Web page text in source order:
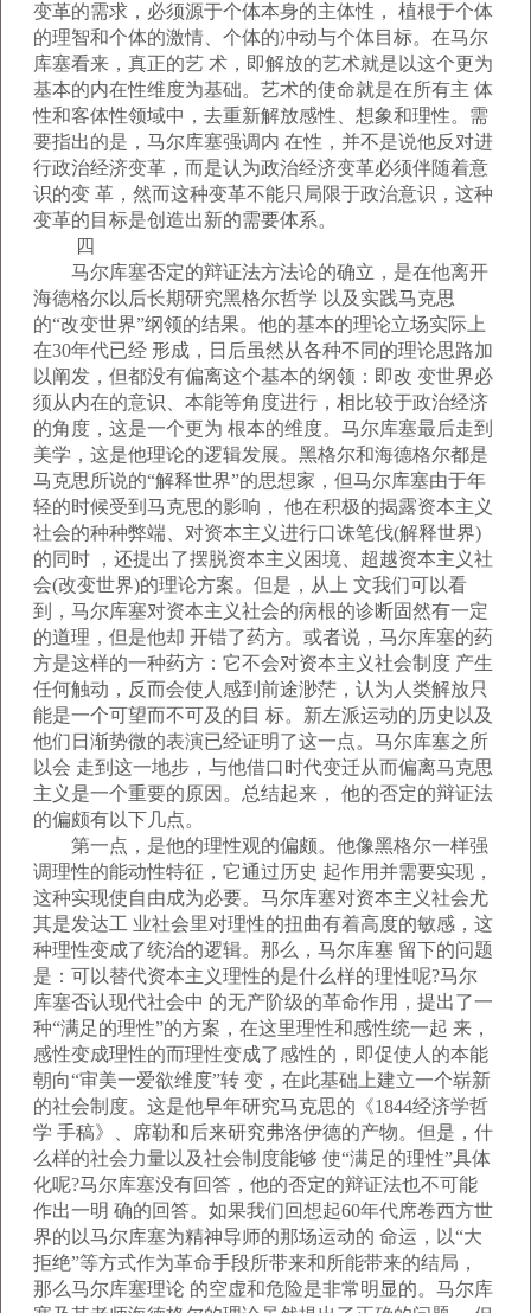
变革的需求，必须源于个体本身的主体性， 植根于个体
的理智和个体的激情、个体的冲动与个体目标。在马尔
库塞看来，真正的艺 术，即解放的艺术就是以这个更为
基本的内在性维度为基础。艺术的使命就是在所有主 体
性和客体性领域中，去重新解放感性、想象和理性。需
要指出的是，马尔库塞强调内 在性，并不是说他反对进
行政治经济变革，而是认为政治经济变革必须伴随着意
识的变 革，然而这种变革不能只局限于政治意识，这种
变革的目标是创造出新的需要体系。
四
马尔库塞否定的辩证法方法论的确立，是在他离开
海德格尔以后长期研究黑格尔哲学 以及实践马克思
的“改变世界”纲领的结果。他的基本的理论立场实际上
在30年代已经 形成，日后虽然从各种不同的理论思路加
以阐发，但都没有偏离这个基本的纲领：即改 变世界必
须从内在的意识、本能等角度进行，相比较于政治经济
的角度，这是一个更为 根本的维度。马尔库塞最后走到
美学，这是他理论的逻辑发展。黑格尔和海德格尔都是
马克思所说的“解释世界”的思想家，但马尔库塞由于年
轻的时候受到马克思的影响， 他在积极的揭露资本主义
社会的种种弊端、对资本主义进行口诛笔伐(解释世界)
的同时 ，还提出了摆脱资本主义困境、超越资本主义社
会(改变世界)的理论方案。但是，从上 文我们可以看
到，马尔库塞对资本主义社会的病根的诊断固然有一定
的道理，但是他却 开错了药方。或者说，马尔库塞的药
方是这样的一种药方：它不会对资本主义社会制度 产生
任何触动，反而会使人感到前途渺茫，认为人类解放只
能是一个可望而不可及的目 标。新左派运动的历史以及
他们日渐势微的表演已经证明了这一点。马尔库塞之所
以会 走到这一地步，与他借口时代变迁从而偏离马克思
主义是一个重要的原因。总结起来， 他的否定的辩证法
的偏颇有以下几点。
第一点，是他的理性观的偏颇。他像黑格尔一样强
调理性的能动性特征，它通过历史 起作用并需要实现，
这种实现使自由成为必要。马尔库塞对资本主义社会尤
其是发达工 业社会里对理性的扭曲有着高度的敏感，这
种理性变成了统治的逻辑。那么，马尔库塞 留下的问题
是：可以替代资本主义理性的是什么样的理性呢?马尔
库塞否认现代社会中 的无产阶级的革命作用，提出了一
种“满足的理性”的方案，在这里理性和感性统一起 来，
感性变成理性的而理性变成了感性的，即促使人的本能
朝向“审美一爱欲维度”转 变，在此基础上建立一个崭新
的社会制度。这是他早年研究马克思的《1844经济学哲
学 手稿》、席勒和后来研究弗洛伊德的产物。但是，什
么样的社会力量以及社会制度能够 使“满足的理性”具体
化呢?马尔库塞没有回答，他的否定的辩证法也不可能
作出一明 确的回答。如果我们回想起60年代席卷西方世
界的以马尔库塞为精神导师的那场运动的 命运，以“大
拒绝”等方式作为革命手段所带来和所能带来的结局，
那么马尔库塞理论 的空虚和危险是非常明显的。马尔库